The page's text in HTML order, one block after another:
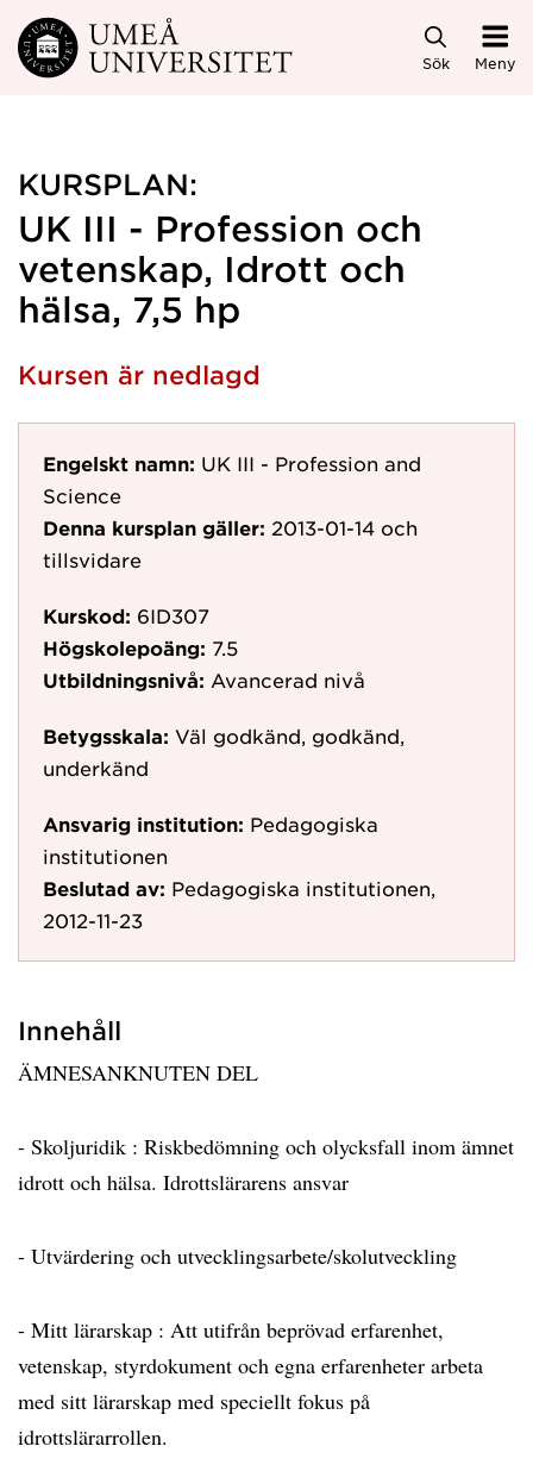
Hoppa direkt till innehållet
Sök Meny
KURSPLAN:
UK III - Profession och
vetenskap, Idrott och
hälsa, 7,5 hp
Kursen är nedlagd
Engelskt namn: UK III - Profession and
Science
Denna kursplan gäller: 2013-01-14 och
tillsvidare
Kurskod: 6ID307
Högskolepoäng: 7.5
Utbildningsnivå: Avancerad nivå
Betygsskala: Väl godkänd, godkänd,
underkänd
Ansvarig institution: Pedagogiska
institutionen
Beslutad av: Pedagogiska institutionen,
2012-11-23
Innehåll
ÄMNESANKNUTEN DEL
- Skoljuridik : Riskbedömning och olycksfall inom ämnet
idrott och hälsa. Idrottslärarens ansvar
- Utvärdering och utvecklingsarbete/skolutveckling
- Mitt lärarskap : Att utifrån beprövad erfarenhet,
vetenskap, styrdokument och egna erfarenheter arbeta
med sitt lärarskap med speciellt fokus på
idrottslärarrollen.